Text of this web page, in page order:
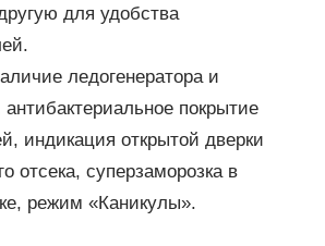
для удобства
ледогенератора и
покрытие
индикация открытой дверки
отсека, суперзаморозка в
режим «Каникулы».